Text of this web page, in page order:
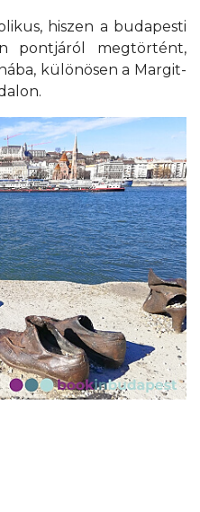
hiszen a budapesti
pontjáról megtörtént,
különösen a Margit-